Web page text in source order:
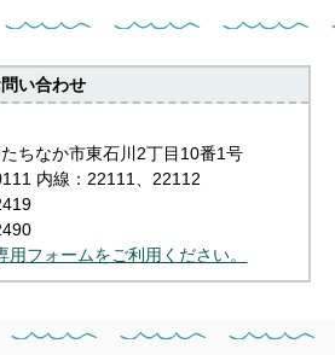
い合わせ
ちなか市東石川2丁目10番1号
内線：22111、22112
用フォームをご利用ください。